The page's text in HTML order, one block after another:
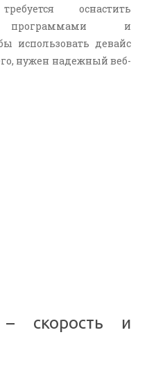
оснастить
программами и
использовать девайс
нужен надежный веб-
скорость и